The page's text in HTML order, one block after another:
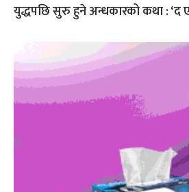
युद्धपछि सुरु हुने अन्धकारको कथा : ‘द